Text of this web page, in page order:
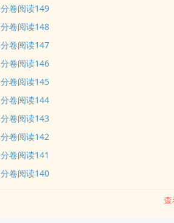
眼、召之即来挥之即去的替shen，没想到
从土里土气变得美颜盛世，还出dao成天才
—————————— 阅读提示： 1.能打会画
佬/醋jing攻，攻受互宠shuang甜文 2.现
标签： 幻想空间 甜文 穿书 shuang文 搜索
文里被反派宠上天[穿书]》，《为了吃饱我
攻养父的崽，成了渣攻后爸
分卷阅读149
分卷阅读148
分卷阅读147
分卷阅读146
分卷阅读145
分卷阅读144
分卷阅读143
分卷阅读142
分卷阅读141
分卷阅读140